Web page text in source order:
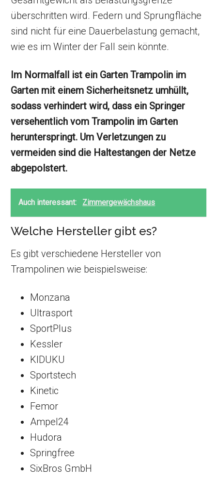
überschritten wird. Federn und Sprungfläche
sind nicht für eine Dauerbelastung gemacht,
wie es im Winter der Fall sein könnte.
Im Normalfall ist ein Garten Trampolin im
Garten mit einem Sicherheitsnetz umhüllt,
sodass verhindert wird, dass ein Springer
versehentlich vom Trampolin im Garten
herunterspringt. Um Verletzungen zu
vermeiden sind die Haltestangen der Netze
abgepolstert.
Auch interessant: Zimmergewächshaus
Welche Hersteller gibt es?
Es gibt verschiedene Hersteller von
Trampolinen wie beispielsweise:
Monzana
Ultrasport
SportPlus
Kessler
KIDUKU
Sportstech
Kinetic
Femor
Ampel24
Hudora
Springfree
SixBros GmbH